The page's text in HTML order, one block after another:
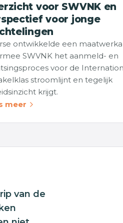
voor SWVNK en
voor jonge
ontwikkelde een
SWVNK het aanmeld- en
voor de
stroomlijnt en tegelijk
krijgt.
meer
van de